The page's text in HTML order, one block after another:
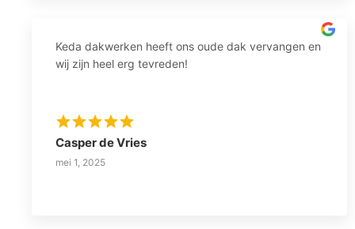
Keda dakwerken heeft ons oude dak vervangen en
wij zijn heel erg tevreden!
Casper de Vries
mei 1, 2025